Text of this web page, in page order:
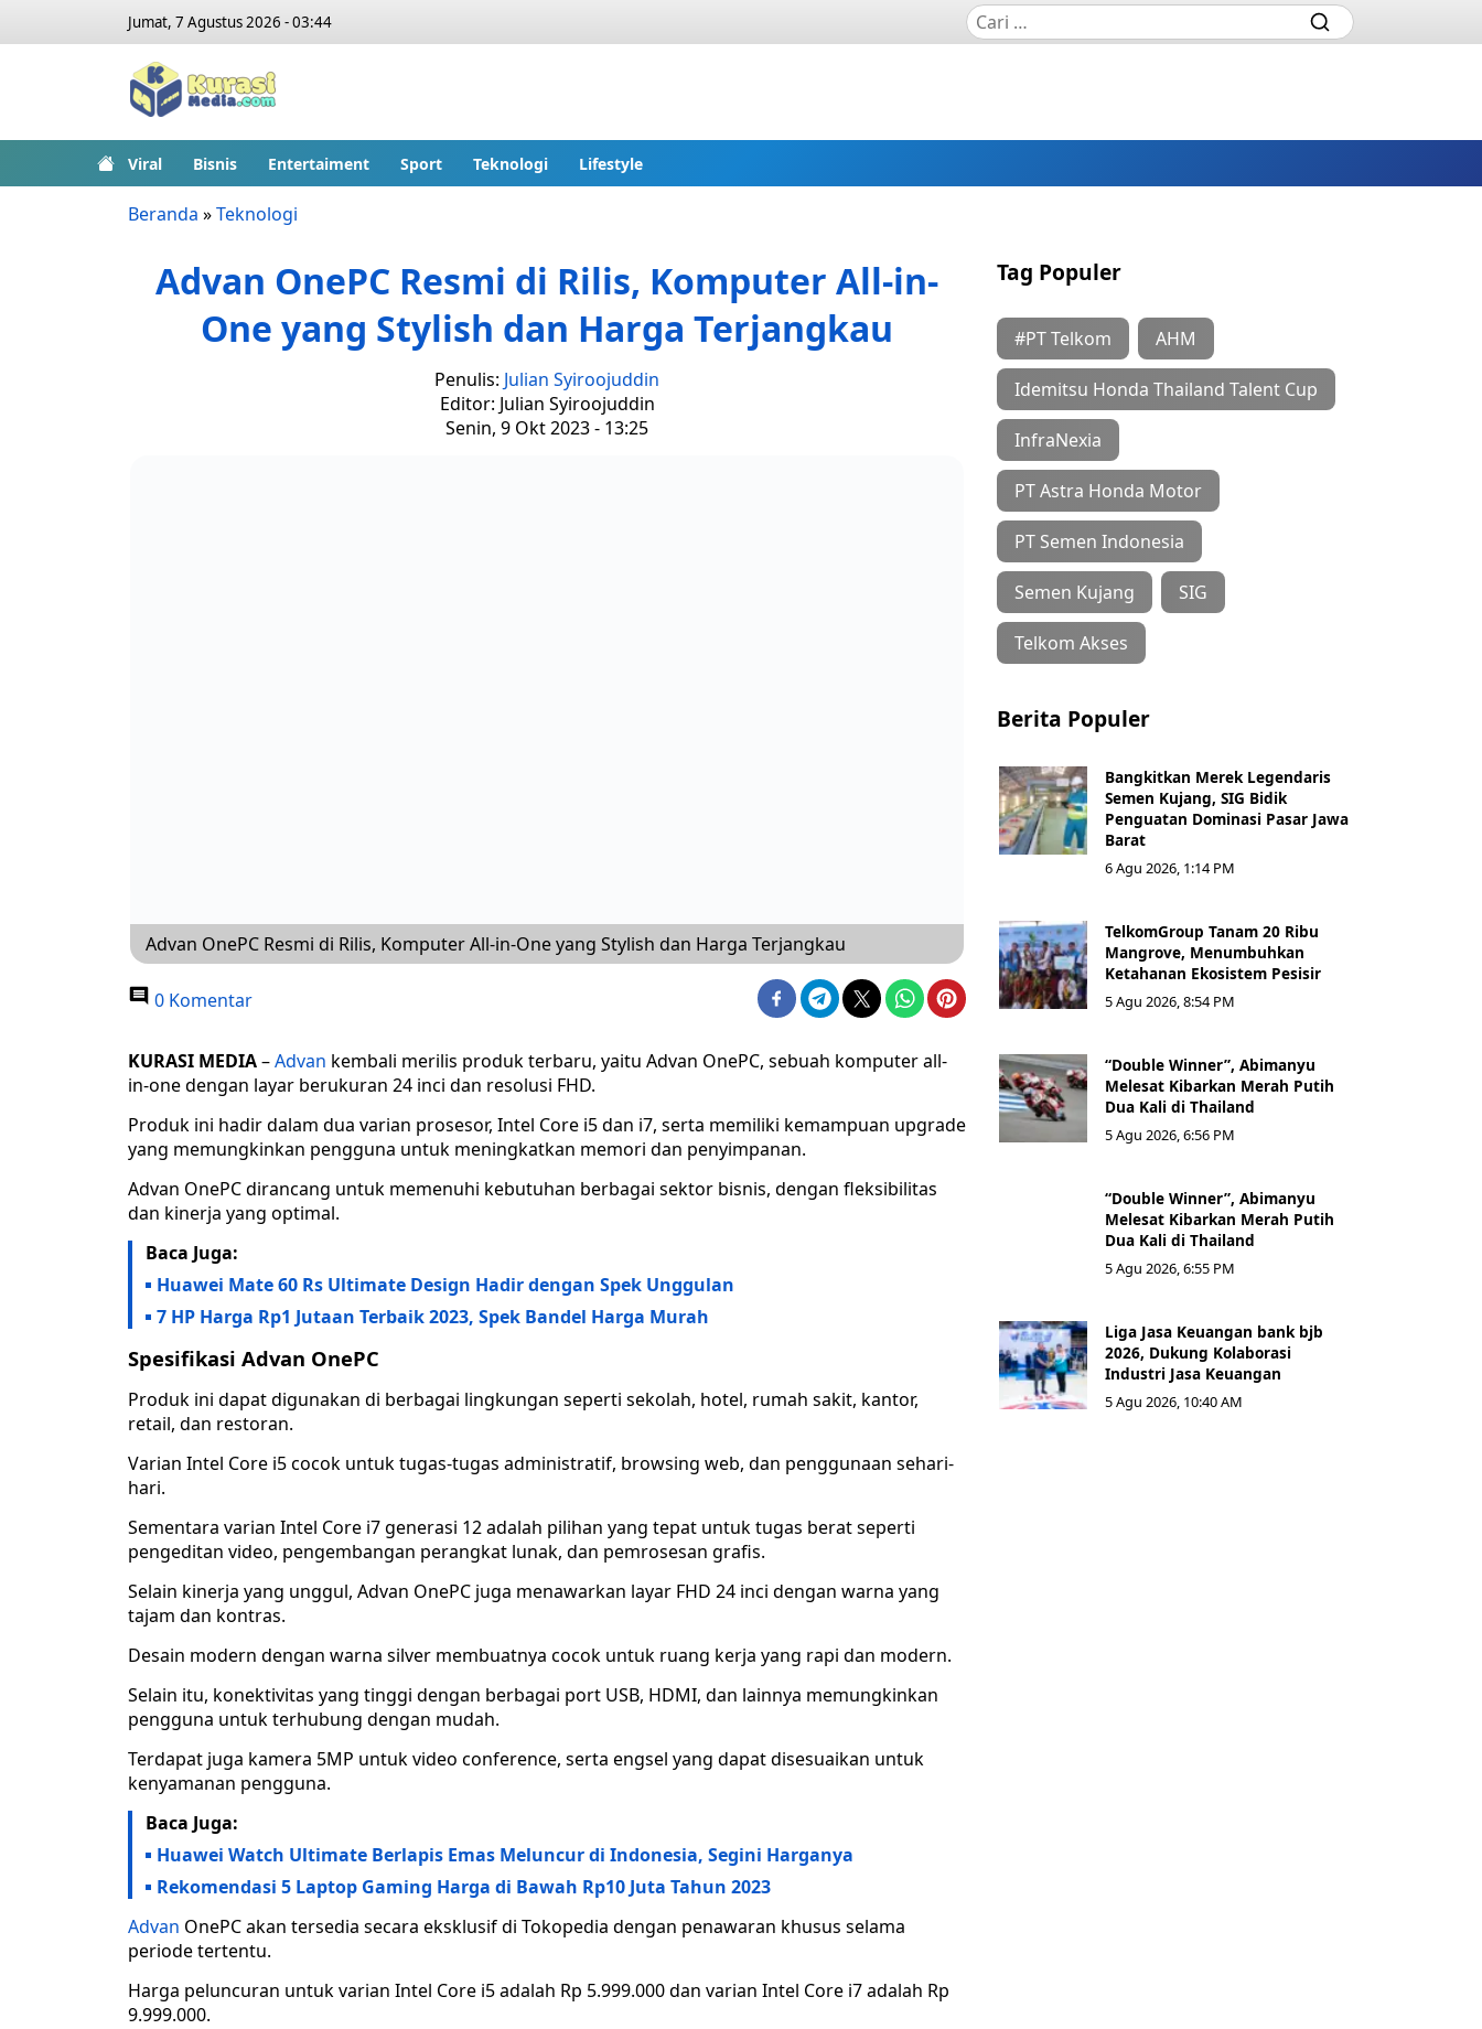
Jumat, 7 Agustus 2026 - 03:44
Viral Bisnis Entertaiment Sport Teknologi Lifestyle
Beranda »Teknologi
Advan OnePC Resmi di Rilis, Komputer All-in-
One yang Stylish dan Harga Terjangkau
Penulis: Julian Syiroojuddin
Editor: Julian Syiroojuddin
Senin, 9 Okt 2023 - 13:25
Advan OnePC Resmi di Rilis, Komputer All-in-One yang Stylish dan Harga Terjangkau
0 Komentar
KURASI MEDIA–Advan kembali merilis produk terbaru, yaitu Advan OnePC, sebuah komputer all-
in-one dengan layar berukuran 24 inci dan resolusi FHD.
Produk ini hadir dalam dua varian prosesor, Intel Core i5 dan i7, serta memiliki kemampuan upgrade
yang memungkinkan pengguna untuk meningkatkan memori dan penyimpanan.
Advan OnePC dirancang untuk memenuhi kebutuhan berbagai sektor bisnis, dengan fleksibilitas
dan kinerja yang optimal.
Baca Juga:
Huawei Mate 60 Rs Ultimate Design Hadir dengan Spek Unggulan
7 HP Harga Rp1 Jutaan Terbaik 2023, Spek Bandel Harga Murah
Spesifikasi Advan OnePC
Produk ini dapat digunakan di berbagai lingkungan seperti sekolah, hotel, rumah sakit, kantor,
retail, dan restoran.
Varian Intel Core i5 cocok untuk tugas-tugas administratif, browsing web, dan penggunaan sehari-
hari.
Sementara varian Intel Core i7 generasi 12 adalah pilihan yang tepat untuk tugas berat seperti
pengeditan video, pengembangan perangkat lunak, dan pemrosesan grafis.
Selain kinerja yang unggul, Advan OnePC juga menawarkan layar FHD 24 inci dengan warna yang
tajam dan kontras.
Desain modern dengan warna silver membuatnya cocok untuk ruang kerja yang rapi dan modern.
Selain itu, konektivitas yang tinggi dengan berbagai port USB, HDMI, dan lainnya memungkinkan
pengguna untuk terhubung dengan mudah.
Terdapat juga kamera 5MP untuk video conference, serta engsel yang dapat disesuaikan untuk
kenyamanan pengguna.
Baca Juga:
Huawei Watch Ultimate Berlapis Emas Meluncur di Indonesia, Segini Harganya
Rekomendasi 5 Laptop Gaming Harga di Bawah Rp10 Juta Tahun 2023
Advan OnePC akan tersedia secara eksklusif di Tokopedia dengan penawaran khusus selama
periode tertentu.
Harga peluncuran untuk varian Intel Core i5 adalah Rp 5.999.000 dan varian Intel Core i7 adalah Rp
9.999.000.
Tag Populer
#PT Telkom AHM
Idemitsu Honda Thailand Talent Cup
InfraNexia
PT Astra Honda Motor
PT Semen Indonesia
Semen Kujang SIG
Telkom Akses
Berita Populer
Bangkitkan Merek Legendaris
Semen Kujang, SIG Bidik
Penguatan Dominasi Pasar Jawa
Barat
6 Agu 2026, 1:14 PM
TelkomGroup Tanam 20 Ribu
Mangrove, Menumbuhkan
Ketahanan Ekosistem Pesisir
5 Agu 2026, 8:54 PM
“Double Winner”, Abimanyu
Melesat Kibarkan Merah Putih
Dua Kali di Thailand
5 Agu 2026, 6:56 PM
“Double Winner”, Abimanyu
Melesat Kibarkan Merah Putih
Dua Kali di Thailand
5 Agu 2026, 6:55 PM
Liga Jasa Keuangan bank bjb
2026, Dukung Kolaborasi
Industri Jasa Keuangan
5 Agu 2026, 10:40 AM